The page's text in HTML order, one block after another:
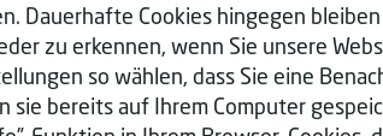
Dauerhafte Cookies hingegen
zu erkennen, wenn Sie unsere
so wählen, dass Sie eine
sie bereits auf Ihrem Computer